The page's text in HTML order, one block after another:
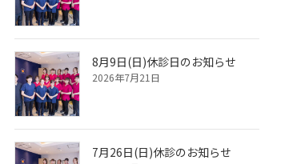
8月9日(日)休診日のお知らせ
2026年7月21日
7月26日(日)休診のお知らせ